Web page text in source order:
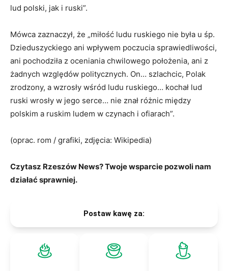
lud polski, jak i ruski”.
Mówca zaznaczył, że „miłość ludu ruskiego nie była u śp.
Dzieduszyckiego ani wpływem poczucia sprawiedliwości,
ani pochodziła z oceniania chwilowego położenia, ani z
żadnych względów politycznych. On… szlachcic, Polak
zrodzony, a wzrosły wśród ludu ruskiego… kochał lud
ruski wrosły w jego serce… nie znał różnic między
polskim a ruskim ludem w czynach i ofiarach”.
(oprac. rom / grafiki, zdjęcia: Wikipedia)
Czytasz Rzeszów News? Twoje wsparcie pozwoli nam
działać sprawniej.
Postaw kawę za: